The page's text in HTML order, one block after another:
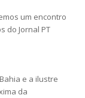
um encontro
do Jornal PT
e a ilustre
da